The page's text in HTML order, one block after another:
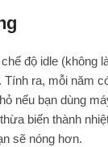
độ idle (không
Tính ra, mỗi năm
nếu bạn dùng
biến thành
sẽ nóng hơn.